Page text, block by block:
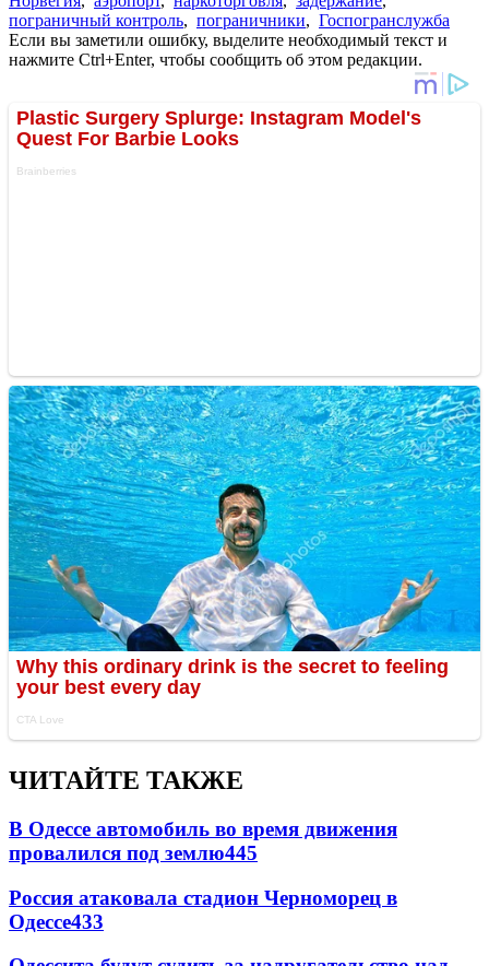
пограничный контроль, пограничники, Госпогранслужба
Если вы заметили ошибку, выделите необходимый текст и
нажмите Ctrl+Enter, чтобы сообщить об этом редакции.
ЧИТАЙТЕ ТАКЖЕ
В Одессе автомобиль во время движения
провалился под землю445
Россия атаковала стадион Черноморец в
Одессе433